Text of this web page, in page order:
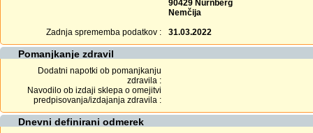
90429 Nürnberg
Nemčija
Zadnja sprememba podatkov :
31.03.2022
Pomanjkanje zdravil
Dodatni napotki ob pomanjkanju
zdravila :
Navodilo ob izdaji sklepa o omejitvi
predpisovanja/izdajanja zdravila :
Dnevni definirani odmerek